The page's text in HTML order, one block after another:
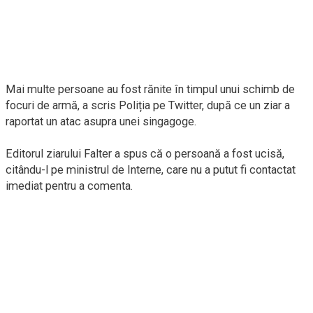
Mai multe persoane au fost rănite în timpul unui schimb de
focuri de armă, a scris Poliția pe Twitter, după ce un ziar a
raportat un atac asupra unei singagoge.
Editorul ziarului Falter a spus că o persoană a fost ucisă,
citându-l pe ministrul de Interne, care nu a putut fi contactat
imediat pentru a comenta.